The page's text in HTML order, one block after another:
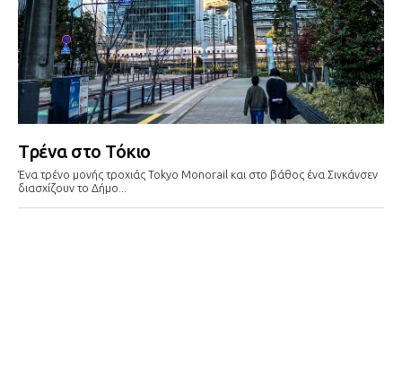
Tρένα στο Τόκιο
Ένα τρένο μονής τροχιάς Tokyo Monorail και στο βάθος ένα Σινκάνσεν
διασχίζουν το Δήμο...